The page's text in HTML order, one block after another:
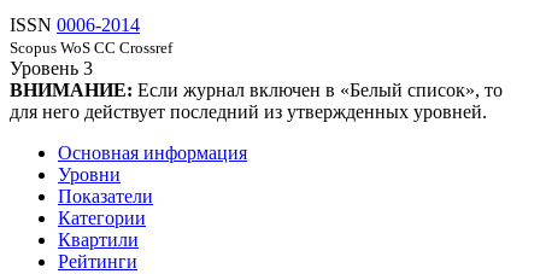
ISSN 0006-2014
Scopus WoS CC Crossref
Уровень 3
ВНИМАНИЕ: Если журнал включен в «Белый список», то
для него действует последний из утвержденных уровней.
Основная информация
Уровни
Показатели
Категории
Квартили
Рейтинги